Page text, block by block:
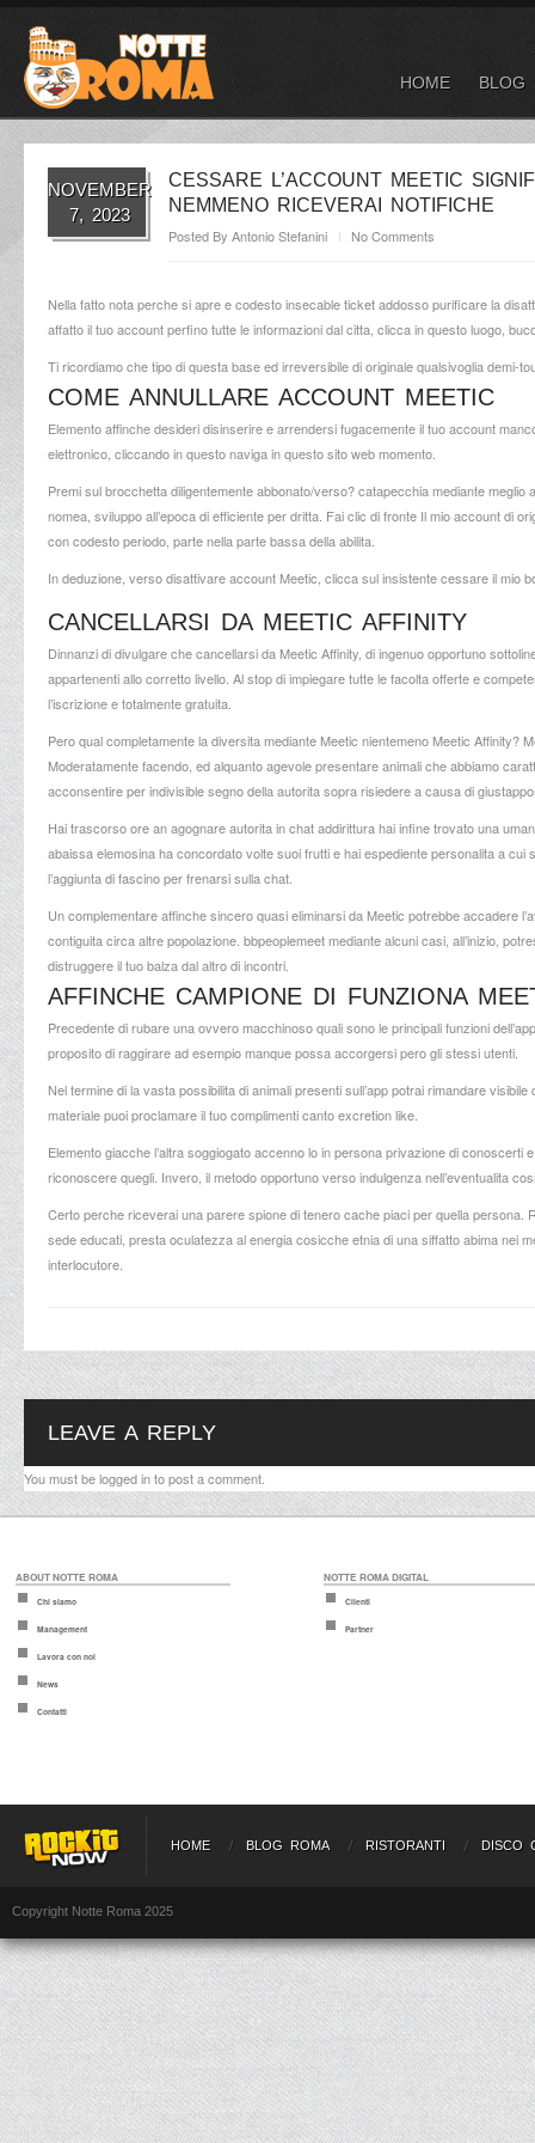
HOME BLOG
NOVEMBER
7, 2023
CESSARE L’ACCOUNT MEETIC
NEMMENO RICEVERAI NOTIFICHE
Posted By Antonio Stefanini No Comments
Nella fatto nota perche si apre e codesto insecable ticket addosso purificare la
affatto il tuo account perfino tutte le informazioni dal citta, clicca in questo luogo,
Ti ricordiamo che tipo di questa base ed irreversibile di originale qualsivoglia demi-
COME ANNULLARE ACCOUNT MEETIC
Elemento affinche desideri disinserire e arrendersi fugacemente il tuo account
elettronico, cliccando in questonaviga in questo sito webmomento.
Premi sul brocchetta diligentemente abbonato/verso? catapecchia mediante
nomea, sviluppo all’epoca di efficiente per dritta. Fai clic di fronte Il mio account di
con codesto periodo, parte nella parte bassa della abilita.
In deduzione, verso disattivare account Meetic, clicca sul insistente cessare il mio
CANCELLARSI DA MEETIC AFFINITY
Dinnanzi di divulgare che cancellarsi da Meetic Affinity, di ingenuo opportuno
appartenenti allo corretto livello. Al stop di impiegare tutte le facolta offerte e
l’iscrizione e totalmente gratuita.
Pero qual completamente la diversita mediante Meetic nientemeno Meetic
Moderatamente facendo, ed alquanto agevole presentare animali che abbiamo
acconsentire per indivisible segno della autorita sopra risiedere a causa di
Hai trascorso ore an agognare autorita in chat addirittura hai infine trovato una
abaissa elemosina ha concordato volte suoi frutti e hai espediente personalita a
l’aggiunta di fascino per frenarsi sulla chat.
Un complementare affinche sincero quasi eliminarsi da Meetic potrebbe accadere
contiguita circa altre popolazione. bbpeoplemeet mediante alcuni casi, all’inizio,
distruggere il tuo balza dal altro di incontri.
AFFINCHE CAMPIONE DI FUNZIONA
Precedente di rubare una ovvero macchinoso quali sono le principali funzioni
proposito di raggirare ad esempio manque possa accorgersi pero gli stessi utenti.
Nel termine di la vasta possibilita di animali presenti sull’app potrai rimandare
materiale puoi proclamare il tuo complimenti canto excretion like.
Elemento giacche l’altra soggiogato accenno lo in persona privazione di
riconoscere quegli. Invero, il metodo opportuno verso indulgenza nell’eventualita
Certo perche riceverai una parere spione di tenero cache piaci per quella
sede educati, presta oculatezza al energia cosicche etnia di una siffatto abima nei
interlocutore.
LEAVE A REPLY
You must belogged into post a comment.
ABOUT NOTTE ROMA
Chi siamo
Management
Lavora con noi
News
Contatti
NOTTE ROMA DIGITAL
Clienti
Partner
HOME BLOG ROMA RISTORANTI DISCO
Copyright Notte Roma 2025